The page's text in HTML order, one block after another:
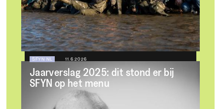
SFYN NL 11.6.2026
Jaarverslag 2025: dit stond er bij
SFYN op het menu